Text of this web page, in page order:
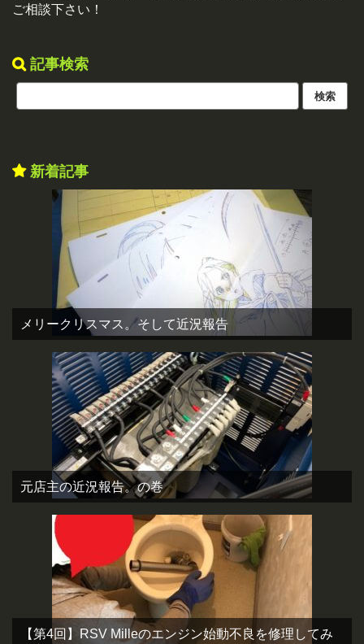
ご相談下さい！
記事検索
新着記事
メリークリスマス。そして近況報告
元店主の近況報告。の巻
【第4回】RSV Milleのエンジン始動不良を修理してみ